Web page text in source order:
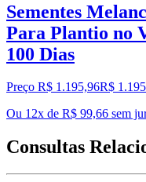
Sementes
Para Plantio no
100 Dias
Preço R$ 1.195,96R$ 1.195
Ou 12x de R$ 99,66 sem
Consultas